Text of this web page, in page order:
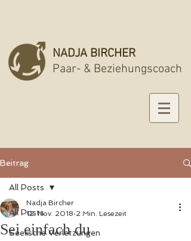
NADJA BIRCHER
Paar- & Beziehungscoach
Beitrag
All Posts
Seelische Verletzungen
All Posts
Sei einfach du
Nadja Bircher
12. Nov. 2018 2 Min. Lesezeit